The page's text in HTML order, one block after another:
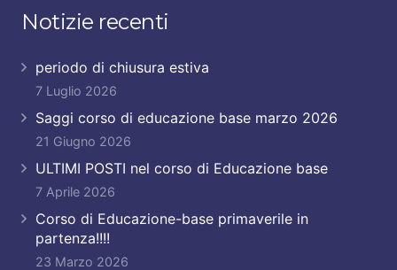
Notizie recenti
periodo di chiusura estiva
7 Luglio 2026
Saggi corso di educazione base marzo 2026
21 Giugno 2026
ULTIMI POSTI nel corso di Educazione base
7 Aprile 2026
Corso di Educazione-base primaverile in
partenza!!!!
23 Marzo 2026